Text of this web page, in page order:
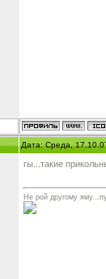
Дата: Среда,
гы...такие
Не рой другому